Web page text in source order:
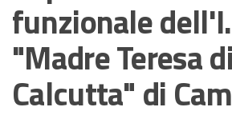
funzionale
"Madre Teresa di
Calcutta" di